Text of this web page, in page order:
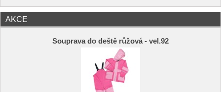
AKCE
Souprava do deště růžová - vel.92